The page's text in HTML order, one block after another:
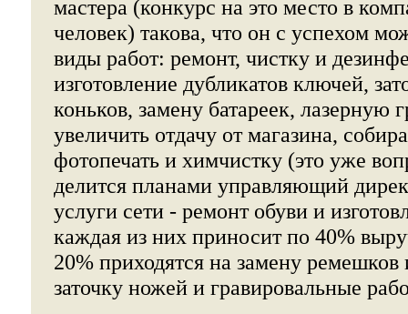
мастера (конкурс на это место в
человек) такова, что он с успехом
виды работ: ремонт, чистку и
изготовление дубликатов ключей,
коньков, замену батареек, лазерную
увеличить отдачу от магазина,
фотопечать и химчистку (это уже
делится планами управляющий
услуги сети - ремонт обуви и
каждая из них приносит по 40%
20% приходятся на замену ремешков
заточку ножей и гравировальные